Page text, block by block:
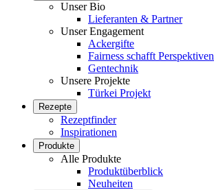
Unser Bio
Lieferanten & Partner
Unser Engagement
Ackergifte
Fairness schafft Perspektiven
Gentechnik
Unsere Projekte
Türkei Projekt
Rezepte
Rezeptfinder
Inspirationen
Produkte
Alle Produkte
Produktüberblick
Neuheiten